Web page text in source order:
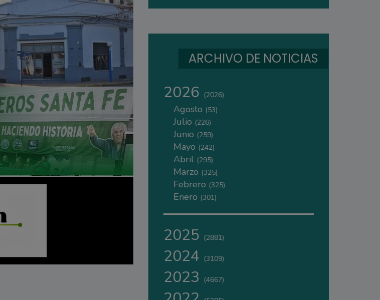
ARCHIVO DE NOTICIAS
2026 (2026)
Agosto (53)
Julio (226)
Junio (259)
Mayo (242)
Abril (295)
Marzo (325)
Febrero (325)
Enero (301)
2025 (2881)
2024 (3109)
2023 (4667)